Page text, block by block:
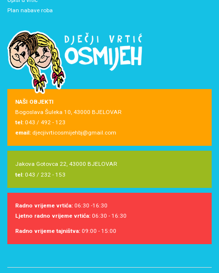
Plan nabave roba
NAŠI OBJEKTI
Bogoslava Šuleka 10, 43000 BJELOVAR
tel: 043 / 492 - 123
email: djecjivrticosmijehbj@gmail.com
Jakova Gotovca 22, 43000 BJELOVAR
tel: 043 / 232 - 153
Radno vrijeme vrtića: 06:30 -16:30
Ljetno radno vrijeme vrtića: 06:30 - 16:30
Radno vrijeme tajništva: 09:00 - 15:00